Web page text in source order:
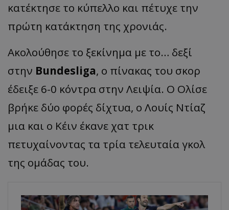
κατέκτησε το κύπελλο και πέτυχε την
πρώτη κατάκτηση της χρονιάς.
Ακολούθησε το ξεκίνημα με το… δεξί
στην Bundesliga, ο πίνακας του σκορ
έδειξε 6-0 κόντρα στην Λειψία. Ο Ολίσε
βρήκε δύο φορές δίχτυα, ο Λουίς Ντίαζ
μια και ο Κέιν έκανε χατ τρικ
πετυχαίνοντας τα τρία τελευταία γκολ
της ομάδας του.